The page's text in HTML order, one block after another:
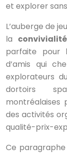
et explorer
L’auberge de
la
parfaite pour
d’amis qui
explorateurs
dortoirs
montréalaises
des activités
qualité-prix-
Ce